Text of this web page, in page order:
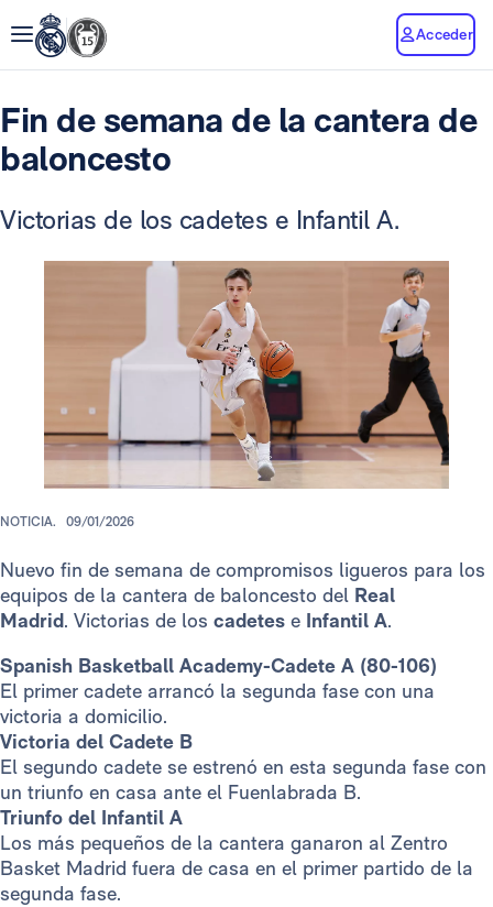
Acceder
Fin de semana de la cantera de
baloncesto
Victorias de los cadetes e Infantil A.
NOTICIA. 09/01/2026
Nuevo fin de semana de compromisos ligueros para los
equipos de la cantera de baloncesto del Real
Madrid. Victorias de los cadetes e Infantil A.
Spanish Basketball Academy-Cadete A (80-106)
El primer cadete arrancó la segunda fase con una
victoria a domicilio.
Victoria del Cadete B
El segundo cadete se estrenó en esta segunda fase con
un triunfo en casa ante el Fuenlabrada B.
Triunfo del Infantil A
Los más pequeños de la cantera ganaron al Zentro
Basket Madrid fuera de casa en el primer partido de la
segunda fase.